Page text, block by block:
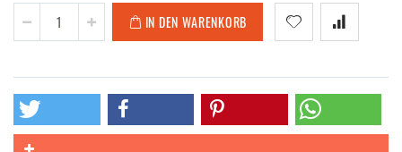
IN DEN WARENKORB